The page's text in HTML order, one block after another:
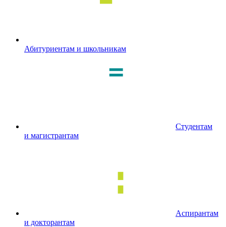
Абитуриентам и школьникам
Студентам
и магистрантам
Аспирантам
и докторантам